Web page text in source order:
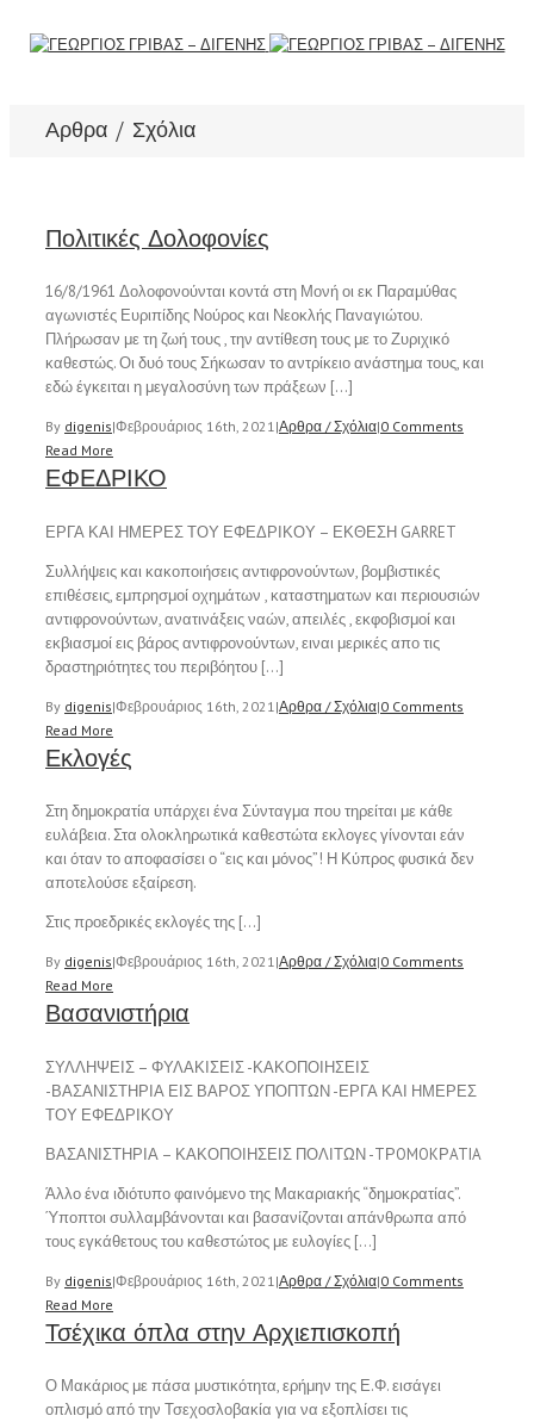
Αρθρα / Σχόλια
Πολιτικές Δολοφονίες
16/8/1961 Δολοφονούνται κοντά στη Μονή οι εκ Παραμύθας
αγωνιστές Ευριπίδης Νούρος και Νεοκλής Παναγιώτου.
Πλήρωσαν με τη ζωή τους , την αντίθεση τους με το Ζυριχικό
καθεστώς. Οι δυό τους Σήκωσαν το αντρίκειο ανάστημα τους, και
εδώ έγκειται η μεγαλοσύνη των πράξεων […]
By digenis|Φεβρουάριος 16th, 2021|Αρθρα / Σχόλια|0 Comments
Read More
ΕΦΕΔΡΙΚΟ
ΕΡΓΑ ΚΑΙ ΗΜΕΡΕΣ ΤΟΥ ΕΦΕΔΡΙΚΟΥ – ΕΚΘΕΣΗ GARRET
Συλλήψεις και κακοποιήσεις αντιφρονούντων, βομβιστικές
επιθέσεις, εμπρησμοί οχημάτων , καταστηματων και περιουσιών
αντιφρονούντων, ανατινάξεις ναών, απειλές , εκφοβισμοί και
εκβιασμοί εις βάρος αντιφρονούντων, ειναι μερικές απο τις
δραστηριότητες του περιβόητου […]
By digenis|Φεβρουάριος 16th, 2021 |Αρθρα / Σχόλια|0 Comments
Read More
Εκλογές
Στη δημοκρατία υπάρχει ένα Σύνταγμα που τηρείται με κάθε
ευλάβεια. Στα ολοκληρωτικά καθεστώτα εκλογες γίνονται εάν
και όταν το αποφασίσει ο “εις και μόνος”! Η Κύπρος φυσικά δεν
αποτελούσε εξαίρεση.
Στις προεδρικές εκλογές της […]
By digenis|Φεβρουάριος 16th, 2021|Αρθρα / Σχόλια|0 Comments
Read More
Βασανιστήρια
ΣΥΛΛΗΨΕΙΣ – ΦΥΛΑΚΙΣΕΙΣ -ΚΑΚΟΠΟΙΗΣΕΙΣ
-ΒΑΣΑΝΙΣΤΗΡΙΑ ΕΙΣ ΒΑΡΟΣ ΥΠΟΠΤΩΝ -ΕΡΓΑ ΚΑΙ ΗΜΕΡΕΣ
ΤΟΥ ΕΦΕΔΡΙΚΟΥ
ΒΑΣΑΝΙΣΤΗΡΙΑ – ΚΑΚΟΠΟΙΗΣΕΙΣ ΠΟΛΙΤΩΝ -TΡOMOKΡATIA
Άλλο ένα ιδιότυπο φαινόμενο της Μακαριακής “δημοκρατίας”.
Ύποπτοι συλλαμβάνονται και βασανίζονται απάνθρωπα από
τους εγκάθετους του καθεστώτος με ευλογίες […]
By digenis|Φεβρουάριος 16th, 2021 |Αρθρα / Σχόλια|0 Comments
Read More
Τσέχικα όπλα στην Αρχιεπισκοπή
Ο Μακάριος με πάσα μυστικότητα, ερήμην της Ε.Φ. εισάγει
οπλισμό από την Τσεχοσλοβακία για να εξοπλίσει τις